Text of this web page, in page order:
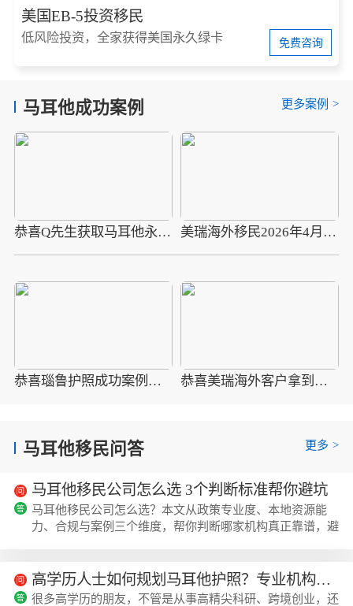
美国EB-5投资移民
低风险投资，全家获得美国永久绿卡 免费咨询
马耳他成功案例 更多案例 >
恭喜Q先生获取马耳他永居卡，完美解决孩子教育问题 美瑞海外移民2026年4月10组圣多美护照成功案例分享
恭喜瑙鲁护照成功案例，最新瑙鲁护照批准获批信 恭喜美瑞海外客户拿到瑙鲁护照最新获批信(2026年4月16日)
马耳他移民问答 更多 >
马耳他移民公司怎么选 3个判断标准帮你避坑
马耳他移民公司怎么选？本文从政策专业度、本地资源能
力、合规与案例三个维度，帮你判断哪家机构真正靠谱，避
他MPRP项目的机构不少，水平却参差不齐。有的对政策理
解一知半解，有的材料准备频频出错，有的交完钱就找不到
高学历人士如何规划马耳他护照？专业机构的定制化服务优势
很多高学历的朋友，不管是从事高精尖科研、跨境创业，还